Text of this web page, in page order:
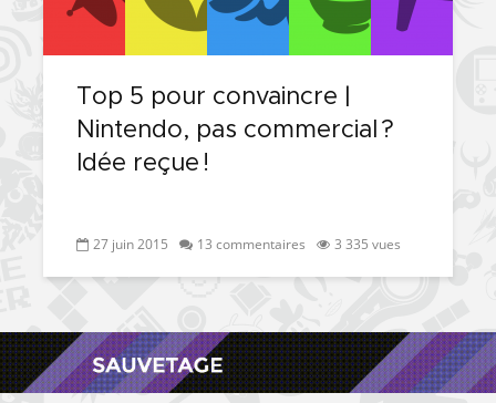
Top 5 pour convaincre |
Nintendo, pas commercial ?
Idée reçue !
27 juin 2015 13 commentaires 3 335 vues